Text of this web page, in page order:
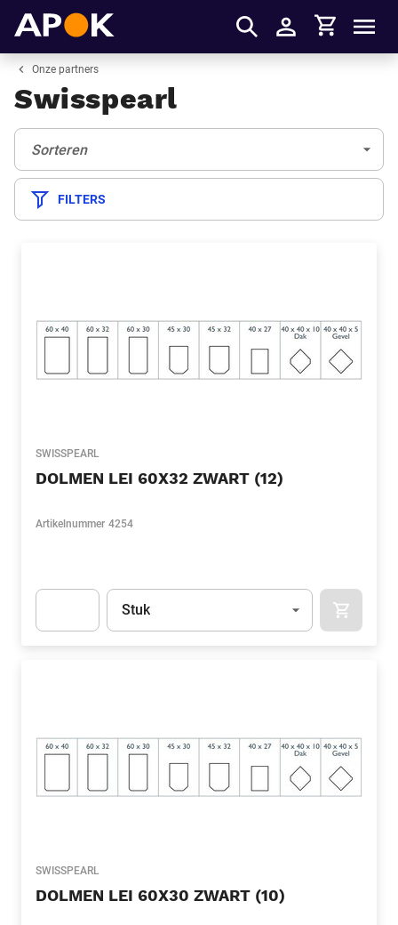
Inloggen
Winkelmandje
Onze partners
Swisspearl
Sorteren:
Sorteren
FILTERS
SWISSPEARL
DOLMEN LEI 60X32 ZWART (12)
Artikelnummer 4254
Eenheid
Stuk
SWISSPEARL
DOLMEN LEI 60X30 ZWART (10)